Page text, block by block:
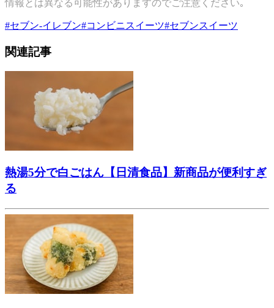
情報とは異なる可能性がありますのでご注意ください｡
#セブン-イレブン#コンビニスイーツ#セブンスイーツ
関連記事
熱湯5分で白ごはん【日清食品】新商品が便利すぎ
る